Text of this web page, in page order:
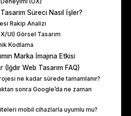
Süreci Nasıl İşler?
Rakip Analizi
UI) Görsel Tasarım
Kodlama
Marka İmajına Etkisi
Web Tasarım FAQ)
ne kadar sürede tamamlanır?
sonra Google’da ne zaman
mobil cihazlarla uyumlu mu?